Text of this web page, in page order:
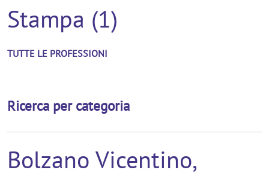
Stampa (1)
TUTTE LE PROFESSIONI
Ricerca per categoria
Bolzano Vicentino,